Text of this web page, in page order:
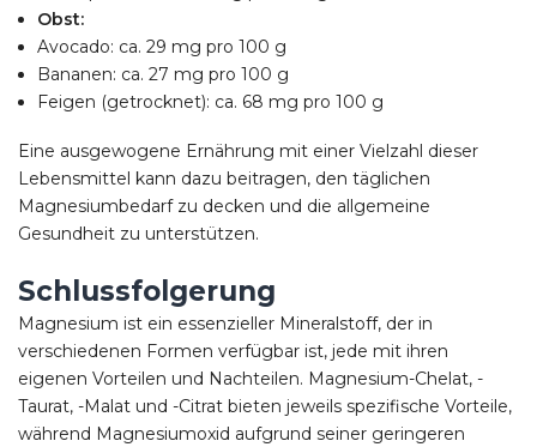
Obst:
Avocado: ca. 29 mg pro 100 g
Bananen: ca. 27 mg pro 100 g
Feigen (getrocknet): ca. 68 mg pro 100 g
Eine ausgewogene Ernährung mit einer Vielzahl dieser
Lebensmittel kann dazu beitragen, den täglichen
Magnesiumbedarf zu decken und die allgemeine
Gesundheit zu unterstützen.
Schlussfolgerung
Magnesium ist ein essenzieller Mineralstoff, der in
verschiedenen Formen verfügbar ist, jede mit ihren
eigenen Vorteilen und Nachteilen. Magnesium-Chelat, -
Taurat, -Malat und -Citrat bieten jeweils spezifische Vorteile,
während Magnesiumoxid aufgrund seiner geringeren